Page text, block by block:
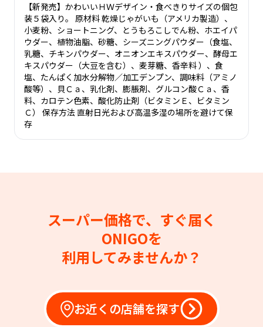
【新発売】かわいいＨＷデザイン・食べきりサイズの個包
装５袋入り。 原材料 乾燥じゃがいも（アメリカ製造）、
小麦粉、ショートニング、とうもろこしでん粉、ホエイパ
ウダー、植物油脂、砂糖、シーズニングパウダー（食塩、
乳糖、チキンパウダー、オニオンエキスパウダー、酵母エ
キスパウダー（大豆を含む）、麦芽糖、香辛料 ）、食
塩、たんぱく加水分解物／加工デンプン、調味料（アミノ
酸等）、貝Ｃａ、乳化剤、膨脹剤、グルコン酸Ｃａ、香
料、カロテン色素、酸化防止剤（ビタミンＥ、ビタミン
Ｃ） 保存方法 直射日光および高温多湿の場所を避けて保
存
スーパー価格で、すぐ届く
ONIGOを
利用してみませんか？
お近くの店舗を探す